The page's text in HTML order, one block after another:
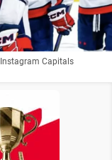
Capitals